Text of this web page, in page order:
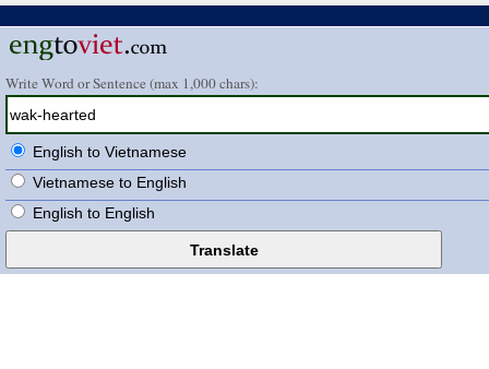
Write Word or Sentence (max 1,000 chars):
English to Vietnamese
Vietnamese to English
English to English